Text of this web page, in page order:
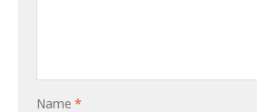
Name *